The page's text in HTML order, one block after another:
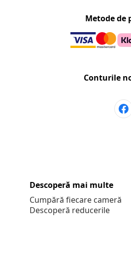
Metode de
Conturile
Descoperă mai multe
Cumpără fiecare cameră
Descoperă reducerile